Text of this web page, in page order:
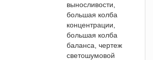
выносливости,
большая колба
концентрации,
большая колба
баланса, чертеж
светошумовой